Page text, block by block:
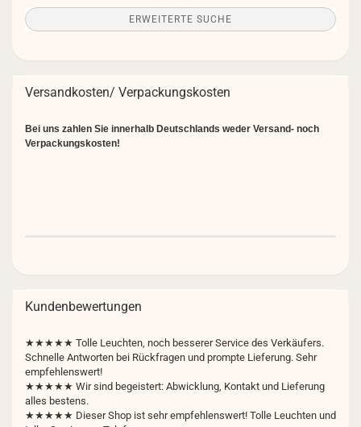
ERWEITERTE SUCHE
Versandkosten/ Verpackungskosten
Bei uns zahlen Sie innerhalb Deutschlands weder Versand- noch
Verpackungskosten!
Kundenbewertungen
★★★★★ Tolle Leuchten, noch besserer Service des Verkäufers.
Schnelle Antworten bei Rückfragen und prompte Lieferung. Sehr
empfehlenswert!
★★★★★ Wir sind begeistert: Abwicklung, Kontakt und Lieferung
alles bestens.
★★★★★ Dieser Shop ist sehr empfehlenswert! Tolle Leuchten und